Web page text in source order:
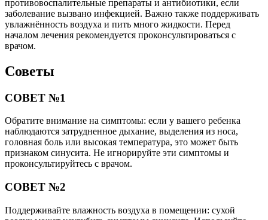
противовоспалительные препараты и антибиотики, если
заболевание вызвано инфекцией. Важно также поддерживать
увлажнённость воздуха и пить много жидкости. Перед
началом лечения рекомендуется проконсультироваться с
врачом.
Советы
СОВЕТ №1
Обратите внимание на симптомы: если у вашего ребенка
наблюдаются затрудненное дыхание, выделения из носа,
головная боль или высокая температура, это может быть
признаком синусита. Не игнорируйте эти симптомы и
проконсультируйтесь с врачом.
СОВЕТ №2
Поддерживайте влажность воздуха в помещении: сухой